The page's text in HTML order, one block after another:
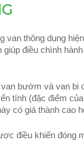
van thông dụng
điều chình
bướm và van bi
tính (đặc điểm
có giá thành cao
điều khiển đóng